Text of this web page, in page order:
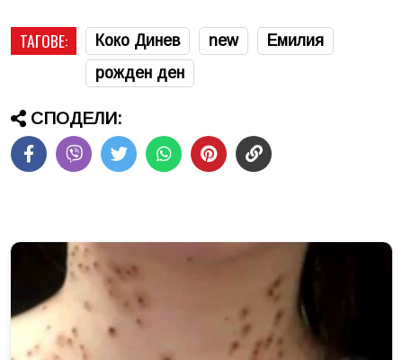
ТАГОВЕ: Коко Динев new
Емилия
рожден ден
СПОДЕЛИ: